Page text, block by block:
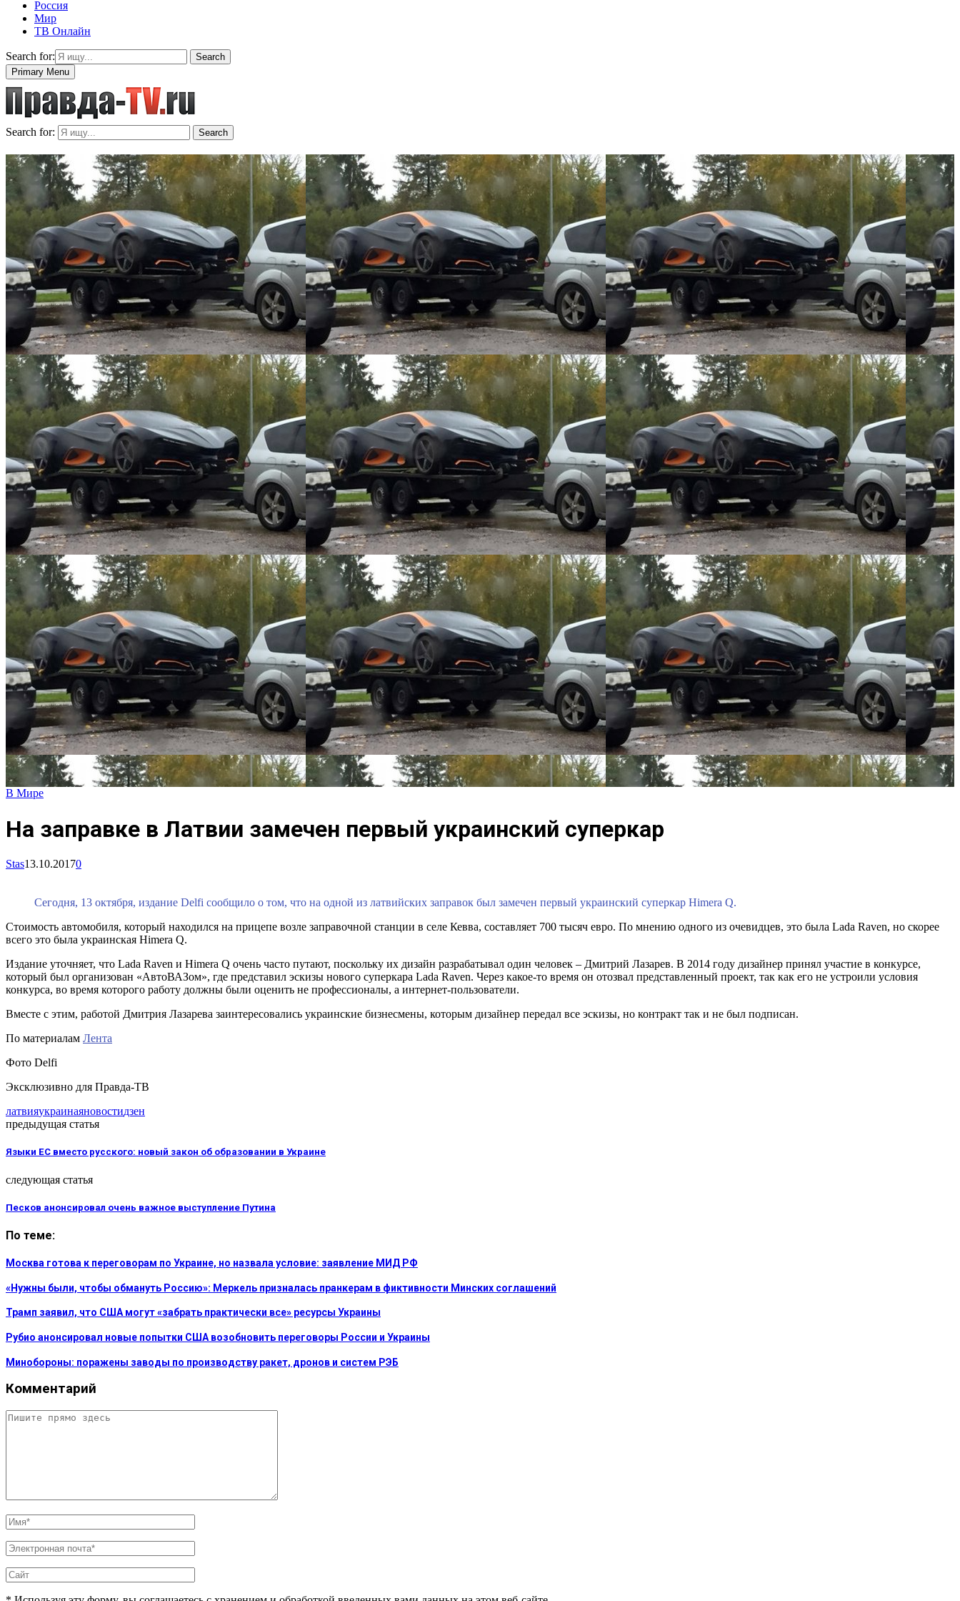
Россия
Мир
ТВ Онлайн
Search for:
Search
Primary Menu
Search for: Search
В Мире
На заправке в Латвии замечен первый украинский суперкар
Stas13.10.20170
Сегодня, 13 октября, издание Delfi сообщило о том, что на одной из латвийских заправок был замечен первый украинский суперкар Himera Q.
Стоимость автомобиля, который находился на прицепе возле заправочной станции в селе Кевва, составляет 700 тысяч евро. По мнению одного из очевидцев, это была Lada Raven, но скорее
всего это была украинская Himera Q.
Издание уточняет, что Lada Raven и Himera Q очень часто путают, поскольку их дизайн разрабатывал один человек – Дмитрий Лазарев. В 2014 году дизайнер принял участие в конкурсе,
который был организован «АвтоВАЗом», где представил эскизы нового суперкара Lada Raven. Через какое-то время он отозвал представленный проект, так как его не устроили условия
конкурса, во время которого работу должны были оценить не профессионалы, а интернет-пользователи.
Вместе с этим, работой Дмитрия Лазарева заинтересовались украинские бизнесмены, которым дизайнер передал все эскизы, но контракт так и не был подписан.
По материалам Лента
Фото Delfi
Эксклюзивно для Правда-ТВ
латвияукраинаяновостидзен
предыдущая статья
Языки ЕС вместо русского: новый закон об образовании в Украине
следующая статья
Песков анонсировал очень важное выступление Путина
По теме:
Москва готова к переговорам по Украине, но назвала условие: заявление МИД РФ
«Нужны были, чтобы обмануть Россию»: Меркель призналась пранкерам в фиктивности Минских соглашений
Трамп заявил, что США могут «забрать практически все» ресурсы Украины
Рубио анонсировал новые попытки США возобновить переговоры России и Украины
Минобороны: поражены заводы по производству ракет, дронов и систем РЭБ
Комментарий